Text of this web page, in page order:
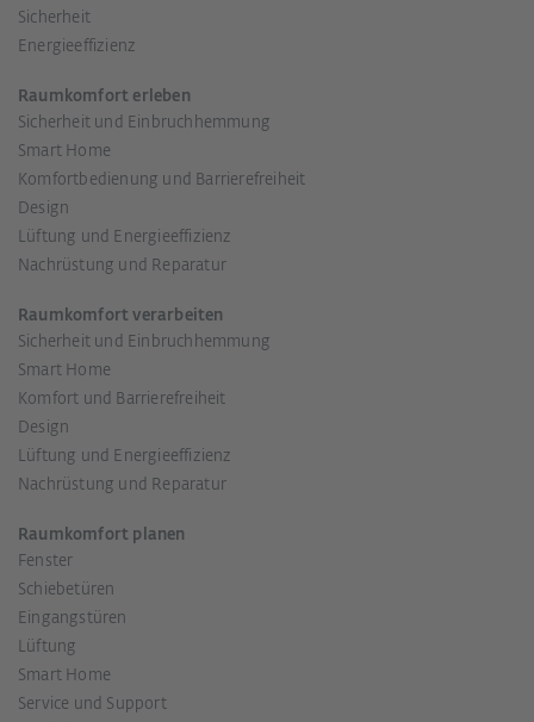
Sicherheit
Energieeffizienz
Raumkomfort erleben
Sicherheit und Einbruchhemmung
Smart Home
Komfortbedienung und Barrierefreiheit
Design
Lüftung und Energieeffizienz
Nachrüstung und Reparatur
Raumkomfort verarbeiten
Sicherheit und Einbruchhemmung
Smart Home
Komfort und Barrierefreiheit
Design
Lüftung und Energieeffizienz
Nachrüstung und Reparatur
Raumkomfort planen
Fenster
Schiebetüren
Eingangstüren
Lüftung
Smart Home
Service und Support